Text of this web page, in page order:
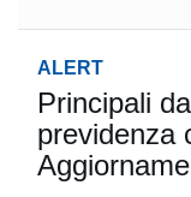
ALERT
Principali
previdenza